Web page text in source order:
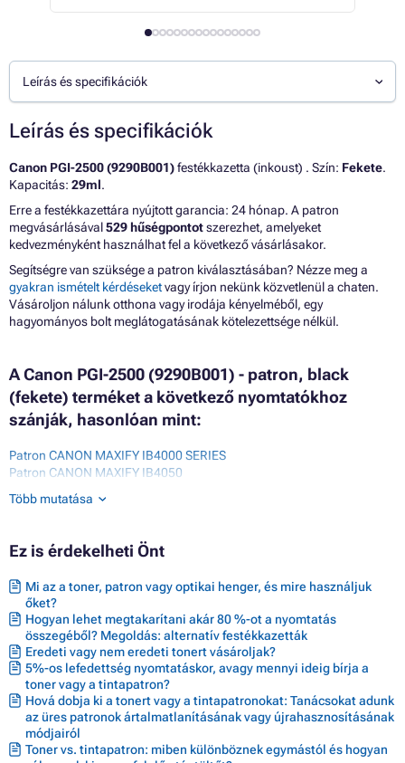
Leírás és specifikációk
Leírás és specifikációk
Canon PGI-2500 (9290B001)festékkazetta (inkoust) . Szín: Fekete.
Kapacitás: 29ml.
Erre a festékkazettára nyújtott garancia: 24 hónap. A patron
megvásárlásával529 hűségpontotszerezhet, amelyeket
kedvezményként használhat fel a következő vásárlásakor.
Segítségre van szüksége a patron kiválasztásában? Nézze meg a
gyakran ismételt kérdéseketvagy írjon nekünk közvetlenül a chaten.
Vásároljon nálunk otthona vagy irodája kényelméből, egy
hagyományos bolt meglátogatásának kötelezettsége nélkül.
A Canon PGI-2500 (9290B001) - patron, black
(fekete) terméket a következő nyomtatókhoz
szánják, hasonlóan mint:
Patron CANON MAXIFY IB4000 SERIES
Patron CANON MAXIFY IB4050
Patron CANON MAXIFY IB4100 SERIES
Patron CANON MAXIFY IB4150
Patron CANON MAXIFY MB5050
Patron CANON MAXIFY MB5100 SERIES
Patron CANON MAXIFY MB5150
Patron CANON MAXIFY MB5155
Patron CANON MAXIFY MB5300 SERIES
Patron CANON MAXIFY MB5350
Patron CANON MAXIFY MB5400 SERIES
Patron CANON MAXIFY MB5450
Patron CANON MAXIFY MB5455
Több mutatása
Ez is érdekelheti Önt
Mi az a toner, patron vagy optikai henger, és mire használjuk
őket?
Hogyan lehet megtakarítani akár 80 %-ot a nyomtatás
összegéből? Megoldás: alternatív festékkazetták
Eredeti vagy nem eredeti tonert vásároljak?
5%-os lefedettség nyomtatáskor, avagy mennyi ideig bírja a
toner vagy a tintapatron?
Hová dobja ki a tonert vagy a tintapatronokat: Tanácsokat adunk
az üres patronok ártalmatlanításának vagy újrahasznosításának
módjairól
Toner vs. tintapatron: miben különböznek egymástól és hogyan